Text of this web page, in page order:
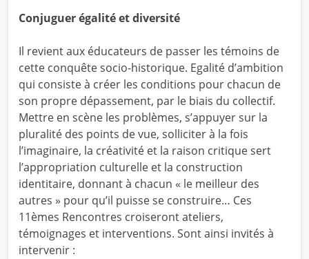
Conjuguer égalité et diversité
Il revient aux éducateurs de passer les témoins de
cette conquête socio-historique. Egalité d’ambition
qui consiste à créer les conditions pour chacun de
son propre dépassement, par le biais du collectif.
Mettre en scène les problèmes, s’appuyer sur la
pluralité des points de vue, solliciter à la fois
l’imaginaire, la créativité et la raison critique sert
l’appropriation culturelle et la construction
identitaire, donnant à chacun « le meilleur des
autres » pour qu’il puisse se construire… Ces
11èmes Rencontres croiseront ateliers,
témoignages et interventions. Sont ainsi invités à
intervenir :